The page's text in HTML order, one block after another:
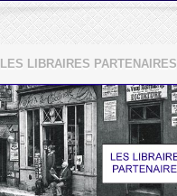
LES LIBRAIRES PARTENAIRES